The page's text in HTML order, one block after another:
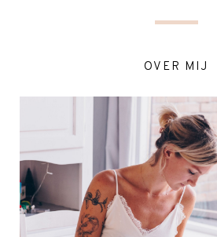
OVER MIJ